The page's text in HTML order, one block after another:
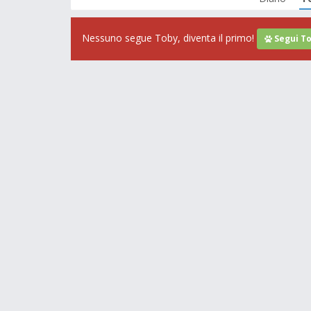
Nessuno segue Toby, diventa il primo! Segui